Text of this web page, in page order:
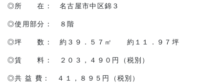
◎所 在： 名古屋市中区錦３
◎使用部分： ８階
◎坪 数： 約３９．５７㎡ 約１１．９７坪
◎賃 料： ２０３，４９０円（税別）
◎共 益 費： ４１，８９５円（税別）